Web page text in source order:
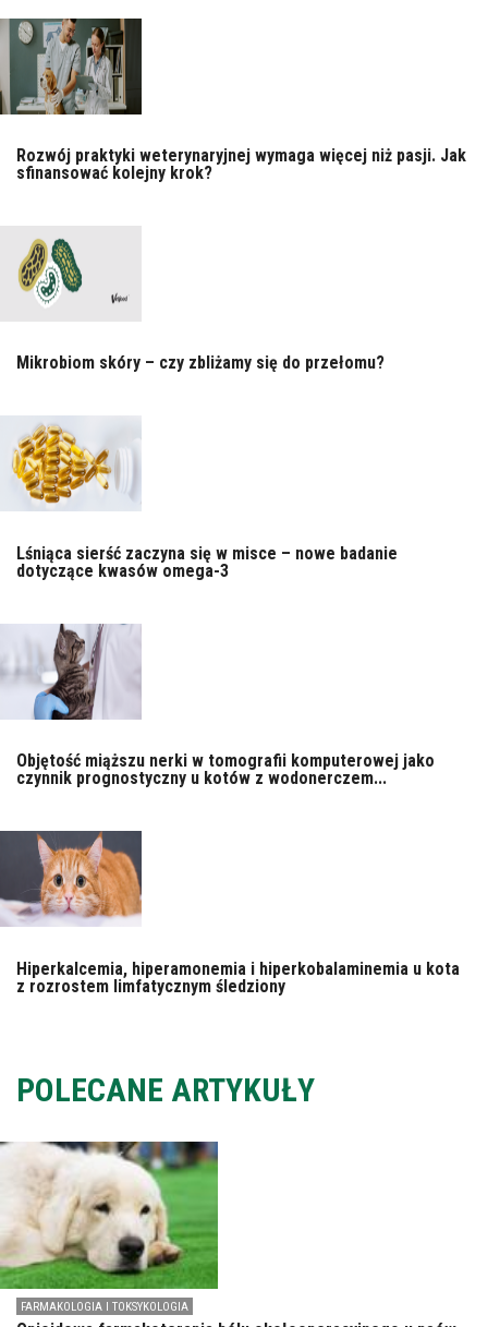
Rozwój praktyki weterynaryjnej wymaga więcej niż pasji. Jak
sfinansować kolejny krok?
Mikrobiom skóry – czy zbliżamy się do przełomu?
Lśniąca sierść zaczyna się w misce – nowe badanie
dotyczące kwasów omega-3
Objętość miąższu nerki w tomografii komputerowej jako
czynnik prognostyczny u kotów z wodonerczem...
Hiperkalcemia, hiperamonemia i hiperkobalaminemia u kota
z rozrostem limfatycznym śledziony
POLECANE ARTYKUŁY
FARMAKOLOGIA I TOKSYKOLOGIA